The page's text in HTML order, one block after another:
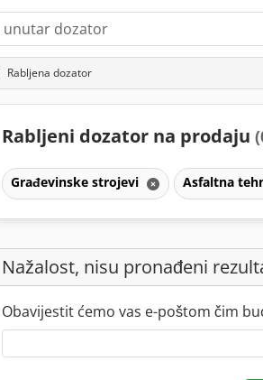
Rabljena dozator
Rabljeni dozator na prodaju
Građevinske strojevi Asfaltna
Nažalost, nisu pronađeni
Obavijestit ćemo vas e-poštom čim